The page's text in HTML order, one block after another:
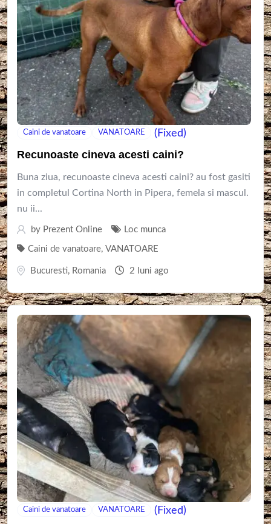
Caini de vanatoare VANATOARE (Fixed)
Recunoaste cineva acesti caini?
Buna ziua, recunoaste cineva acesti caini? au fost gasiti
in completul Cortina North in Pipera, femela si mascul.
nu ii...
by Prezent Online Loc munca
Caini de vanatoare, VANATOARE
Bucuresti, Romania 2 luni ago
Caini de vanatoare VANATOARE (Fixed)